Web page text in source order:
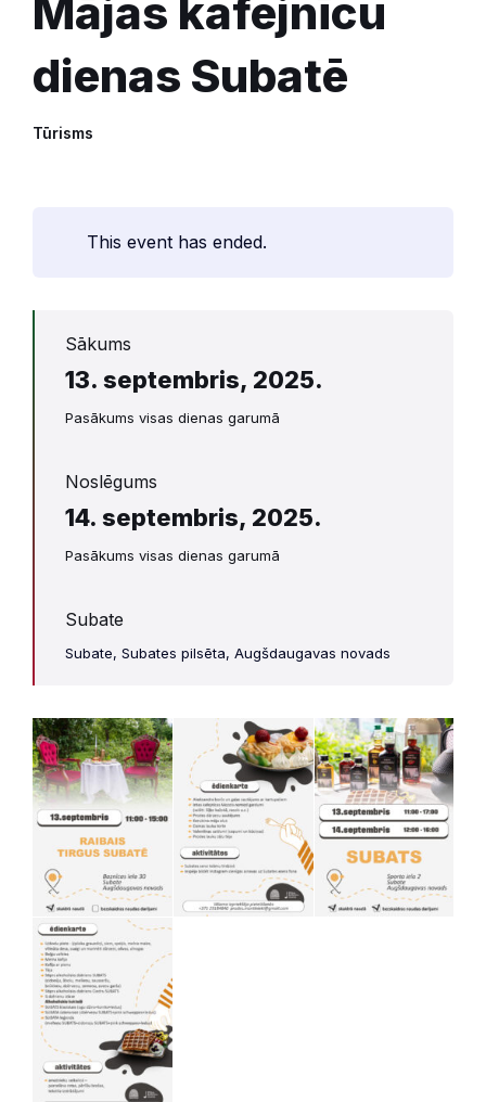
Mājas kafejnīcu
dienas Subatē
Tūrisms
This event has ended.
Sākums
13. septembris, 2025.
Pasākums visas dienas garumā
Noslēgums
14. septembris, 2025.
Pasākums visas dienas garumā
Subate
Subate, Subates pilsēta, Augšdaugavas novads